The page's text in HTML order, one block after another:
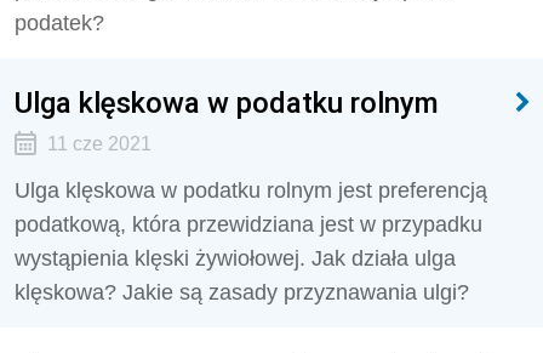
podatek?
Ulga klęskowa w podatku rolnym
11 cze 2021
Ulga klęskowa w podatku rolnym jest preferencją
podatkową, która przewidziana jest w przypadku
wystąpienia klęski żywiołowej. Jak działa ulga
klęskowa? Jakie są zasady przyznawania ulgi?